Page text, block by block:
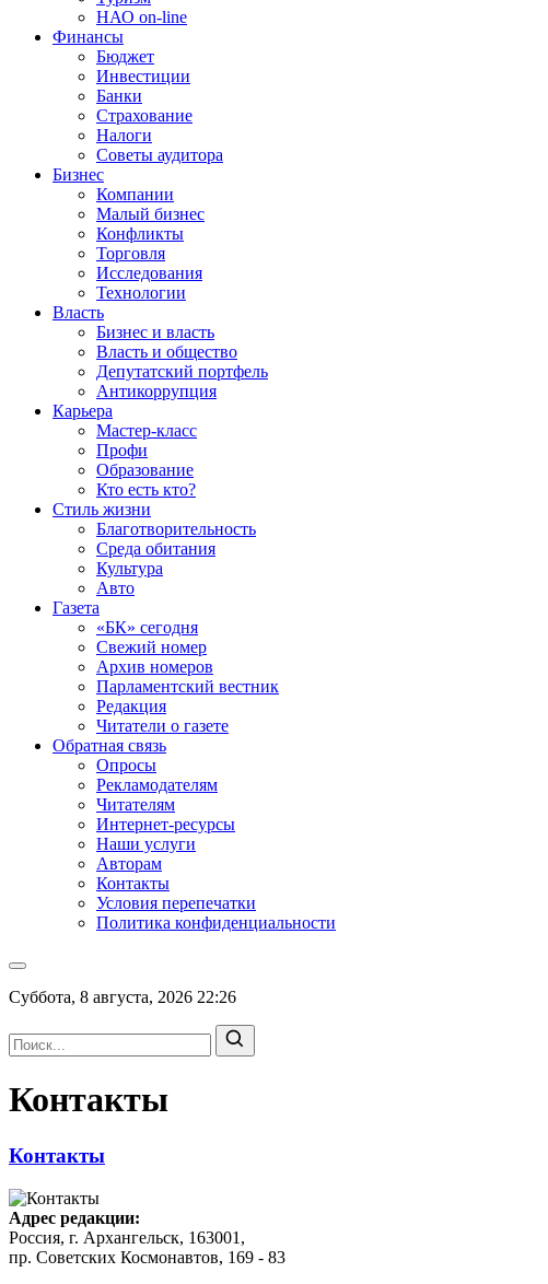
НАО on-line
Финансы
Бюджет
Инвестиции
Банки
Страхование
Налоги
Советы аудитора
Бизнес
Компании
Малый бизнес
Конфликты
Торговля
Исследования
Технологии
Власть
Бизнес и власть
Власть и общество
Депутатский портфель
Антикоррупция
Карьера
Мастер-класс
Профи
Образование
Кто есть кто?
Стиль жизни
Благотворительность
Среда обитания
Культура
Авто
Газета
«БК» сегодня
Свежий номер
Архив номеров
Парламентский вестник
Редакция
Читатели о газете
Обратная связь
Опросы
Рекламодателям
Читателям
Интернет-ресурсы
Наши услуги
Авторам
Контакты
Условия перепечатки
Политика конфиденциальности
Суббота, 8 августа, 2026 22:26
Контакты
Контакты
Адрес редакции:
Россия, г. Архангельск, 163001,
пр. Советских Космонавтов, 169 - 83